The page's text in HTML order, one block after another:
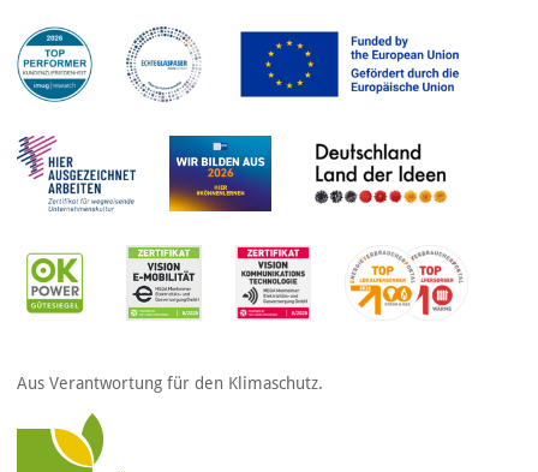
Aus Verantwortung für den Klimaschutz.